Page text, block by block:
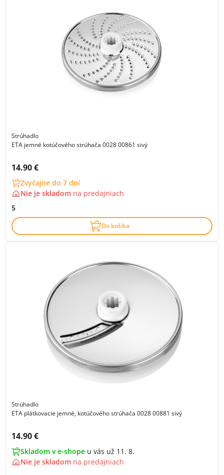
Strúhadlo
ETA jemné kotúčového strúhača 0028 00861 sivý
Cena s DPH:
14.90 €
Zvyčajne do 7 dní
Nie je skladom na predajniach
5
Do košíka
Strúhadlo
ETA plátkovacie jemné, kotúčového strúhača 0028 00881 sivý
Cena s DPH:
14.90 €
Skladom v e-shope u vás už 11. 8.
Nie je skladom na predajniach